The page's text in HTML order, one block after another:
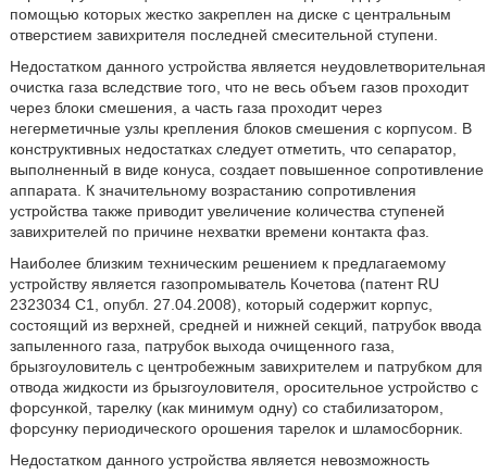
помощью которых жестко закреплен на диске с центральным
отверстием завихрителя последней смесительной ступени.
Недостатком данного устройства является неудовлетворительная
очистка газа вследствие того, что не весь объем газов проходит
через блоки смешения, а часть газа проходит через
негерметичные узлы крепления блоков смешения с корпусом. В
конструктивных недостатках следует отметить, что сепаратор,
выполненный в виде конуса, создает повышенное сопротивление
аппарата. К значительному возрастанию сопротивления
устройства также приводит увеличение количества ступеней
завихрителей по причине нехватки времени контакта фаз.
Наиболее близким техническим решением к предлагаемому
устройству является газопромыватель Кочетова (патент RU
2323034 C1, опубл. 27.04.2008), который содержит корпус,
состоящий из верхней, средней и нижней секций, патрубок ввода
запыленного газа, патрубок выхода очищенного газа,
брызгоуловитель с центробежным завихрителем и патрубком для
отвода жидкости из брызгоуловителя, оросительное устройство с
форсункой, тарелку (как минимум одну) со стабилизатором,
форсунку периодического орошения тарелок и шламосборник.
Недостатком данного устройства является невозможность